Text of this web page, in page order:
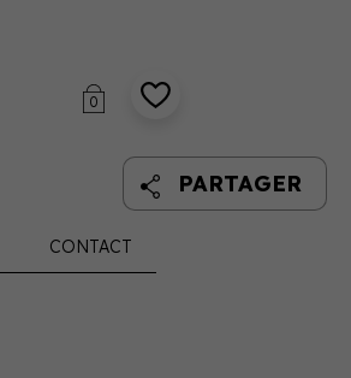
0
CONTACT
PARTAGER